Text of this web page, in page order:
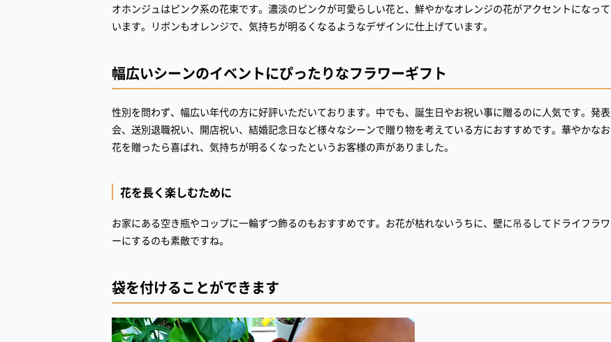
オホンジュはピンク系の花束です。濃淡のピンクが可愛らしい花と、鮮やかなオレンジの花がアクセントになって
います。リボンもオレンジで、気持ちが明るくなるようなデザインに仕上げています。
幅広いシーンのイベントにぴったりなフラワーギフト
性別を問わず、幅広い年代の方に好評いただいております。中でも、誕生日やお祝い事に贈るのに人気です。発表
会、送別退職祝い、開店祝い、結婚記念日など様々なシーンで贈り物を考えている方におすすめです。華やかなお
花を贈ったら喜ばれ、気持ちが明るくなったというお客様の声がありました。
花を長く楽しむために
お家にある空き瓶やコップに一輪ずつ飾るのもおすすめです。お花が枯れないうちに、壁に吊るしてドライフラワ
ーにするのも素敵ですね。
袋を付けることができます